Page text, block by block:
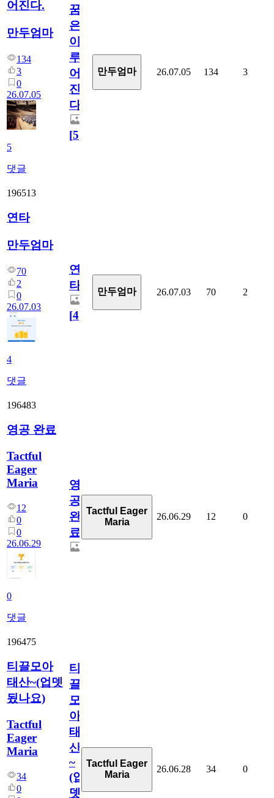
어진다.
만두엄마
134
3
0
26.07.05
5
댓글
꿈
은
이
루
어
진
다.
[5]
만두엄마 26.07.05 134 3
196513
연타
만두엄마
70
2
0
26.07.03
4
댓글
연
타
[4]
만두엄마 26.07.03 70 2
196483
영공 완료
Tactful
Eager
Maria
12
0
0
26.06.29
0
댓글
영
공
완
료
Tactful Eager
Maria
26.06.29 12 0
196475
티끌모아
태산~(업뎃
됬나요)
Tactful
Eager
Maria
34
0
티
끌
모
아
태
산
~
(업
뎃
Tactful Eager
Maria
26.06.28 34 0